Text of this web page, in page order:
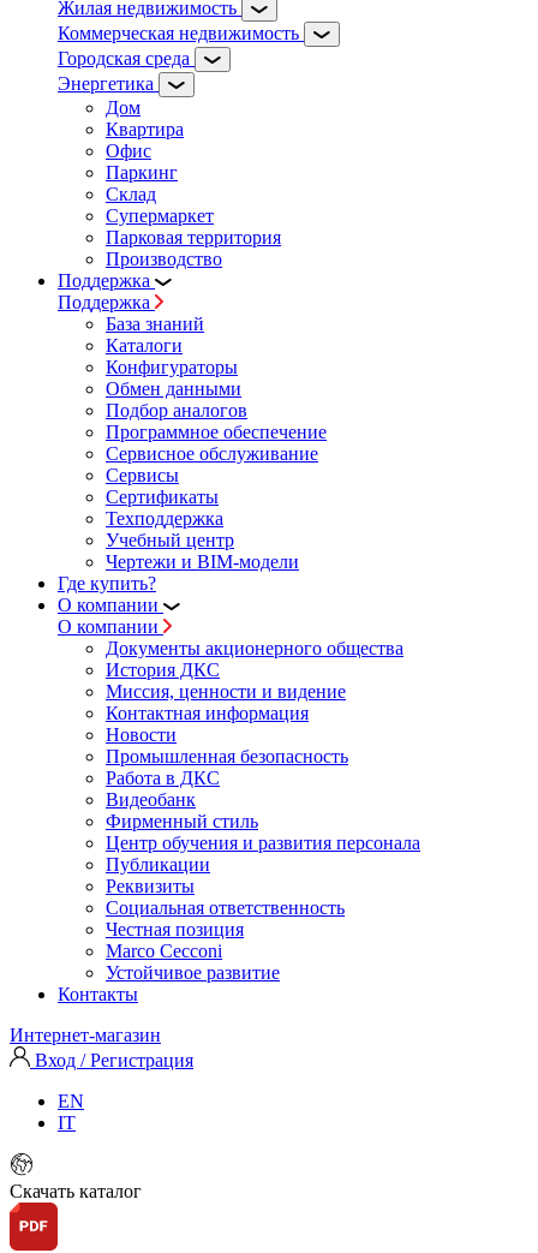
Жилая недвижимость
Коммерческая недвижимость
Городская среда
Энергетика
Дом
Квартира
Офис
Паркинг
Склад
Супермаркет
Парковая территория
Производство
Поддержка
Поддержка
База знаний
Каталоги
Конфигураторы
Обмен данными
Подбор аналогов
Программное обеспечение
Сервисное обслуживание
Сервисы
Сертификаты
Техподдержка
Учебный центр
Чертежи и BIM-модели
Где купить?
О компании
О компании
Документы акционерного общества
История ДКС
Миссия, ценности и видение
Контактная информация
Новости
Промышленная безопасность
Работа в ДКС
Видеобанк
Фирменный стиль
Центр обучения и развития персонала
Публикации
Реквизиты
Социальная ответственность
Честная позиция
Marco Cecconi
Устойчивое развитие
Контакты
Интернет-магазин
Вход / Регистрация
EN
IT
Скачать каталог